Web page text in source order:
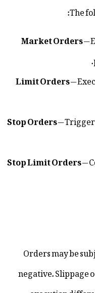
Limit
Stop
Stop